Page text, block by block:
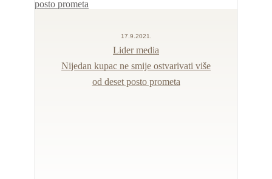
17.9.2021.
Lider media
Nijedan kupac ne smije ostvarivati više
od deset posto prometa